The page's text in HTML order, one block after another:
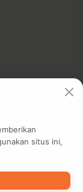
situs ini,